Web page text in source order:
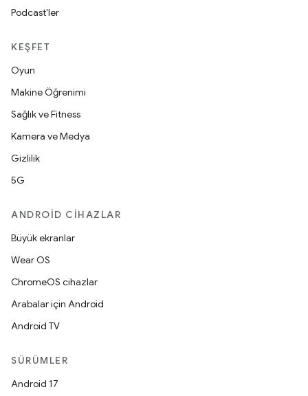
Podcast'ler
KEŞFET
Oyun
Makine Öğrenimi
Sağlık ve Fitness
Kamera ve Medya
Gizlilik
5G
ANDROID CIHAZLAR
Büyük ekranlar
Wear OS
ChromeOS cihazlar
Arabalar için Android
Android TV
SÜRÜMLER
Android 17